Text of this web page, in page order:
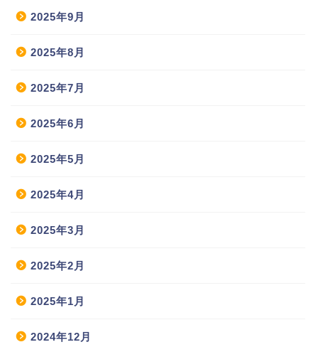
2025年9月
2025年8月
2025年7月
2025年6月
2025年5月
2025年4月
2025年3月
2025年2月
2025年1月
2024年12月